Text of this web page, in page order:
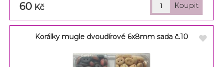
60 Kč
Korálky mugle dvoudírové 6x8mm sada č.10